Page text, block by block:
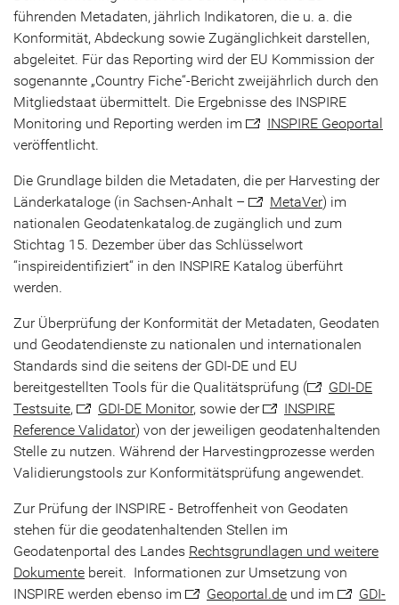
führenden Metadaten, jährlich Indikatoren, die u. a. die
Konformität, Abdeckung sowie Zugänglichkeit darstellen,
abgeleitet. Für das Reporting wird der EU Kommission der
sogenannte „Country Fiche“-Bericht zweijährlich durch den
Mitgliedstaat übermittelt. Die Ergebnisse des INSPIRE
Monitoring und Reporting werden im
INSPIRE Geoportal
veröffentlicht.
Die Grundlage bilden die Metadaten, die per Harvesting der
Länderkataloge (in Sachsen-Anhalt –
MetaVer) im
nationalen Geodatenkatalog.de zugänglich und zum
Stichtag 15. Dezember über das Schlüsselwort
“inspireidentifiziert“ in den INSPIRE Katalog überführt
werden.
Zur Überprüfung der Konformität der Metadaten, Geodaten
und Geodatendienste zu nationalen und internationalen
Standards sind die seitens der GDI-DE und EU
bereitgestellten Tools für die Qualitätsprüfung (
GDI-DE
Testsuite, GDI-DE Monitor, sowie der
INSPIRE
Reference Validator) von der jeweiligen geodatenhaltenden
Stelle zu nutzen. Während der Harvestingprozesse werden
Validierungstools zur Konformitätsprüfung angewendet.
Zur Prüfung der INSPIRE - Betroffenheit von Geodaten
stehen für die geodatenhaltenden Stellen im
Geodatenportal des Landes Rechtsgrundlagen und weitere
Dokumente bereit. Informationen zur Umsetzung von
INSPIRE werden ebenso im
Geoportal.de und im
GDI-